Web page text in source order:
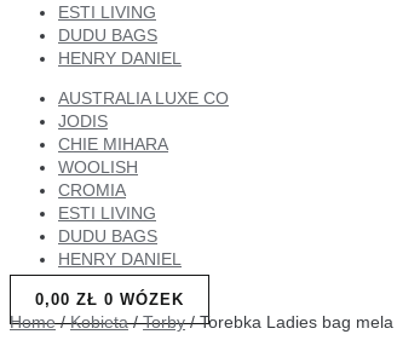
ESTI LIVING
DUDU BAGS
HENRY DANIEL
AUSTRALIA LUXE CO
JODIS
CHIE MIHARA
WOOLISH
CROMIA
ESTI LIVING
DUDU BAGS
HENRY DANIEL
0,00 ZŁ 0 WÓZEK
Home/Kobieta/Torby/ Torebka Ladies bag mela